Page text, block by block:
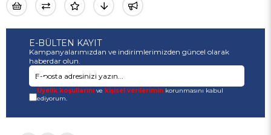
E-BÜLTEN KAYIT
Kampanyalarımızdan ve indirimlerimizden güncel olarak
haberdar olun.
Üyelik koşullarınıve kişisel verileriminkorunmasını kabul
ediyorum.